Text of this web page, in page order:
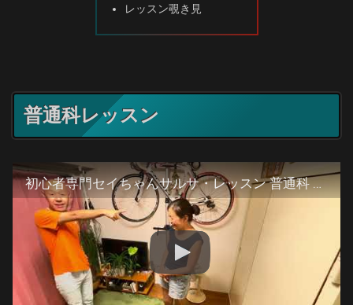
レッスン覗き見
普通科レッスン
初心者専門セイちゃんサルサ・レッスン 普通科 2024/08/19